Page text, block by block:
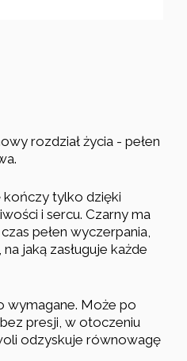
rozdział życia - pełen
kończy tylko dzięki
i sercu. Czarny ma
pełen wyczerpania,
jaką zasługuje każde
wymagane. Może po
presji, w otoczeniu
odzyskuje równowagę